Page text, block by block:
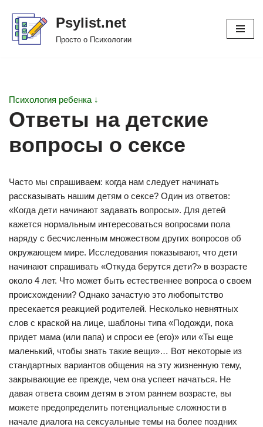
Перейти
Psylist.net
Просто о Психологии
Психология ребенка ↓
Ответы на детские
вопросы о сексе
Часто мы спрашиваем: когда нам следует начинать
рассказывать нашим детям о сексе? Один из ответов:
«Когда дети начинают задавать вопросы». Для детей
кажется нормальным интересоваться вопросами пола
наряду с бесчисленным множеством других вопросов об
окружающем мире. Исследования показывают, что дети
начинают спрашивать «Откуда берутся дети?» в возрасте
около 4 лет. Что может быть естественнее вопроса о своем
происхождении? Однако зачастую это любопытство
пресекается реакцией родителей. Несколько невнятных
слов с краской на лице, шаблоны типа «Подожди, пока
придет мама (или папа) и спроси ее (его)» или «Ты еще
маленький, чтобы знать такие вещи»… Вот некоторые из
стандартных вариантов общения на эту жизненную тему,
закрывающие ее прежде, чем она успеет начаться. Не
давая ответа своим детям в этом раннем возрасте, вы
можете предопределить потенциальные сложности в
начале диалога на сексуальные темы на более поздних